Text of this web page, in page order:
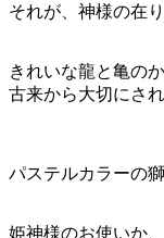
それが、神様の在
きれいな龍と亀のか
古来から大切にさ
パステルカラーの獅
姫神様のお使いか